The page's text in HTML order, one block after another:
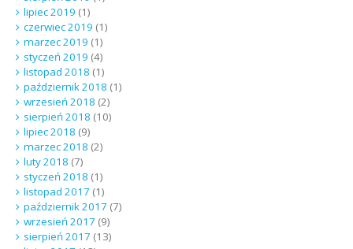
lipiec 2019 (1)
czerwiec 2019 (1)
marzec 2019 (1)
styczeń 2019 (4)
listopad 2018 (1)
październik 2018 (1)
wrzesień 2018 (2)
sierpień 2018 (10)
lipiec 2018 (9)
marzec 2018 (2)
luty 2018 (7)
styczeń 2018 (1)
listopad 2017 (1)
październik 2017 (7)
wrzesień 2017 (9)
sierpień 2017 (13)